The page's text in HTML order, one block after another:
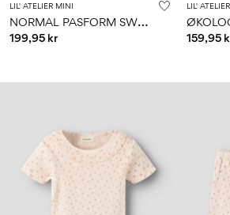
LIL' ATELIER MINI
N
ORMAL PASFORM SWEATBUKSER
199,95 kr
LIL'
159,95